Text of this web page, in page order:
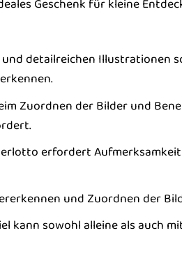
Geschenk für kleine
detailreichen Illustrationen
Zuordnen der Bilder und
erfordert
und Zuordnen der
kann sowohl alleine als auch